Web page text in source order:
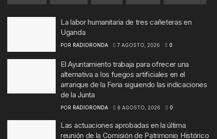
La labor humanitaria de tres cañeteras en
Uganda
POR RADIORONDA 7 AGOSTO, 2026 0
El Ayuntamiento trabaja para ofrecer una
alternativa a los fuegos artificiales en el
arranque de la Feria siguiendo las indicaciones
de la Junta
POR RADIORONDA 6 AGOSTO, 2026 0
Las actuaciones aprobadas en la última
reunión de la Comisión de Patrimonio Histórico